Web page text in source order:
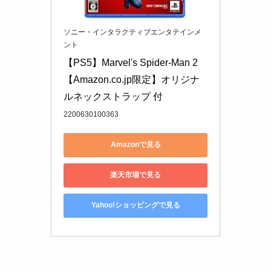
ソニー・インタラクティブエンタテインメ
ント
【PS5】Marvel's Spider-Man 2
【Amazon.co.jp限定】オリジナ
ルネックストラップ 付
2200630100363
Amazonで見る
楽天市場で見る
Yahoo!ショッピングで見る